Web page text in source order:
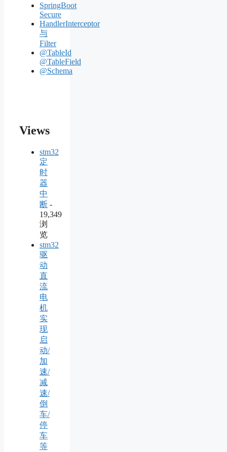
SpringBoot
Secure
HandlerInterceptor
与
Filter
@TableId
@TableField
@Schema
Views
stm32
定
时
器
中
断 -
19,349
浏
览
stm32
驱
动
直
流
电
机
实
现
启
动/
加
速/
减
速/
倒
车/
停
车
等